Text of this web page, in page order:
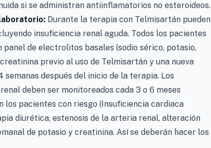
si se administran antiinflamatorios no esteroideos.
Durante la terapia con Telmisartán pueden
insuficiencia renal aguda. Todos los pacientes
de electrolitos basales (sodio sérico, potasio,
previo al uso de Telmisartán y una nueva
después del inicio de la terapia. Los
deben ser monitoreados cada 3 o 6 meses
pacientes con riesgo (Insuficiencia cardiaca
diurética, estenosis de la arteria renal, alteración
de potasio y creatinina. Así se deberán hacer los